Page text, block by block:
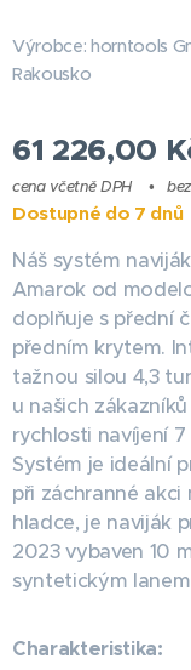
Výrobce: horntools
Rakousko
61 226,00
cena včetně DPH
Dostupné do 7 dnů
Náš systém
Amarok od
doplňuje s přední
předním krytem.
tažnou silou 4,3
u našich
rychlosti navíjení
Systém je ideální
při záchranné
hladce, je naviják
2023 vybaven 10
syntetickým
Charakteristika: